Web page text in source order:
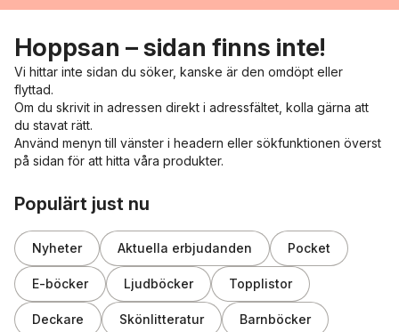
Hoppsan – sidan finns inte!
Vi hittar inte sidan du söker, kanske är den omdöpt eller
flyttad.
Om du skrivit in adressen direkt i adressfältet, kolla gärna att
du stavat rätt.
Använd menyn till vänster i headern eller sökfunktionen överst
på sidan för att hitta våra produkter.
Populärt just nu
Nyheter Aktuella erbjudanden Pocket
E-böcker Ljudböcker Topplistor
Deckare Skönlitteratur Barnböcker